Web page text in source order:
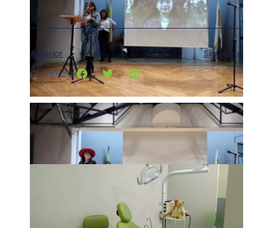
Anterior
Siguiente
Compartir